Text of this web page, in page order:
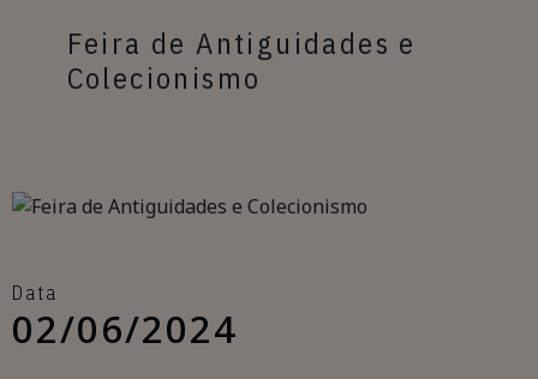
Feira de Antiguidades e
Colecionismo
Data
02/06/2024